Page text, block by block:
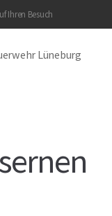
Ihren Besuch
Lüneburg